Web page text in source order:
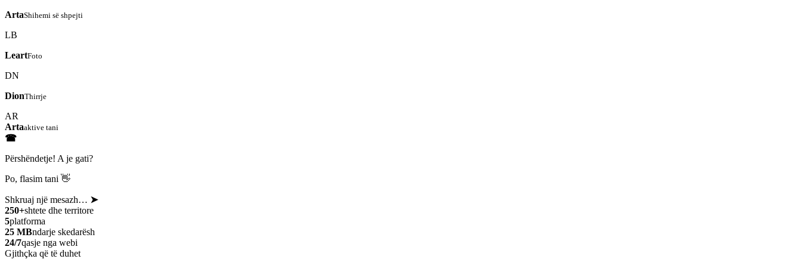
ArtaShihemi së shpejti
LB
LeartFoto
DN
DionThirrje
AR
Artaaktive tani
☎
Përshëndetje! A je gati?
Po, flasim tani 👋
Shkruaj një mesazh… ➤
250+shtete dhe territore
5platforma
25 MBndarje skedarësh
24/7qasje nga webi
Gjithçka që të duhet